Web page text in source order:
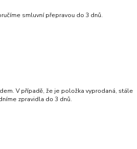
smluvní přepravou do 3 dnů.
V případě, že je položka vyprodaná, stále
zpravidla do 3 dnů.